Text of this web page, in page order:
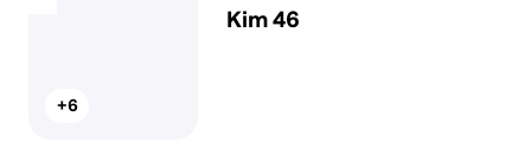
+6
Kim 46